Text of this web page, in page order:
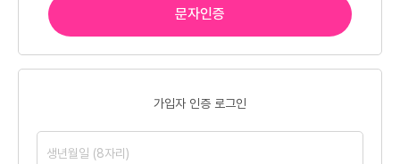
문자인증
가입자 인증 로그인